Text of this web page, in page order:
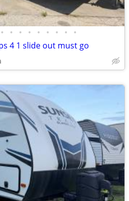
• • • • • • • • •
4 1 slide out must go